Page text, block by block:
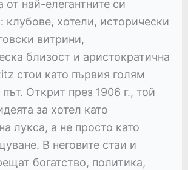
от най-елегантните си
хотели, исторически
витрини,
близост и аристократична
стои като първия голям
Открит през 1906 г., той
за хотел като
лукса, а не просто като
В неговите стаи и
богатство, политика,